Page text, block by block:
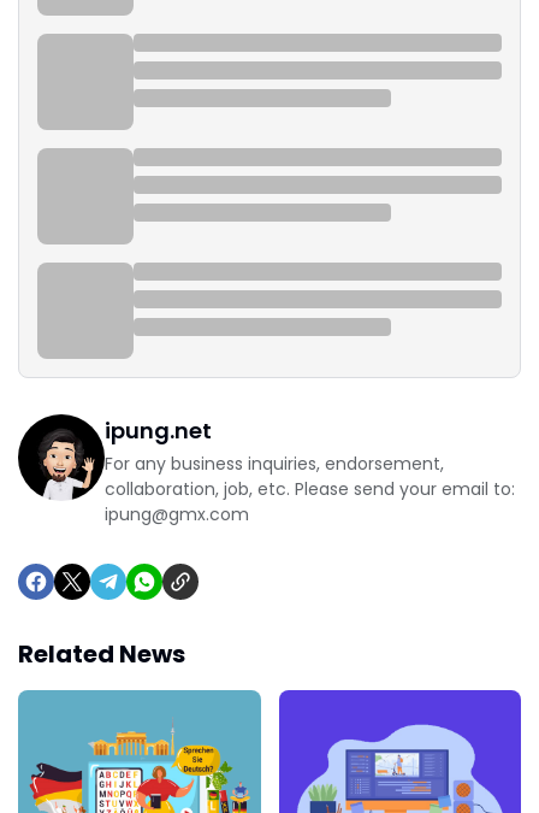
ipung.net
For any business inquiries, endorsement,
collaboration, job, etc. Please send your email to:
ipung@gmx.com
Related News